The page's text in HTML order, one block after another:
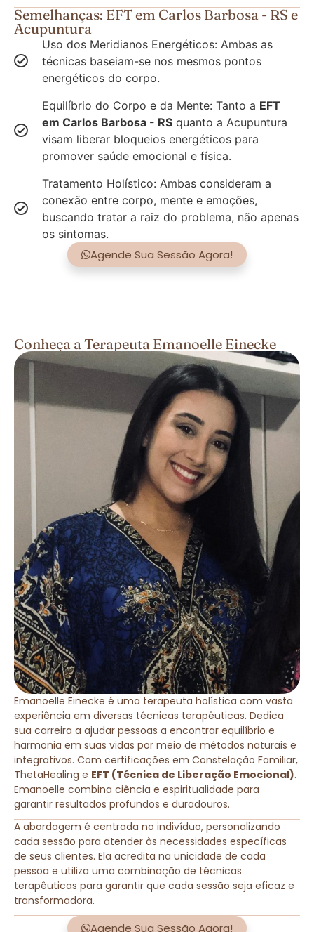
Semelhanças: EFT em Carlos Barbosa - RS e
Acupuntura
Uso dos Meridianos Energéticos: Ambas as
técnicas baseiam-se nos mesmos pontos
energéticos do corpo.
Equilíbrio do Corpo e da Mente: Tanto a EFT
em Carlos Barbosa - RS quanto a Acupuntura
visam liberar bloqueios energéticos para
promover saúde emocional e física.
Tratamento Holístico: Ambas consideram a
conexão entre corpo, mente e emoções,
buscando tratar a raiz do problema, não apenas
os sintomas.
Agende Sua Sessão Agora!
Conheça a Terapeuta Emanoelle Einecke
Emanoelle Einecke é uma terapeuta holística com vasta
experiência em diversas técnicas terapêuticas. Dedica
sua carreira a ajudar pessoas a encontrar equilíbrio e
harmonia em suas vidas por meio de métodos naturais e
integrativos. Com certificações em Constelação Familiar,
ThetaHealing e EFT (Técnica de Liberação Emocional).
Emanoelle combina ciência e espiritualidade para
garantir resultados profundos e duradouros.
A abordagem é centrada no indivíduo, personalizando
cada sessão para atender às necessidades específicas
de seus clientes. Ela acredita na unicidade de cada
pessoa e utiliza uma combinação de técnicas
terapêuticas para garantir que cada sessão seja eficaz e
transformadora.
Agende Sua Sessão Agora!